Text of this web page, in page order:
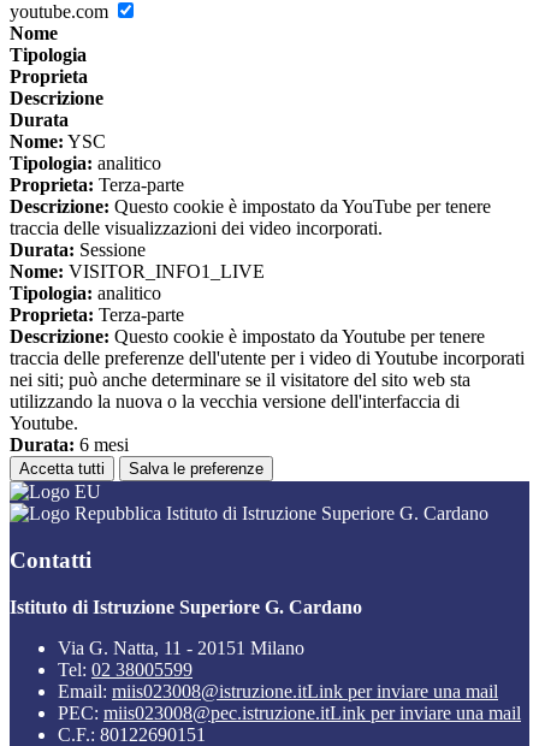
youtube.com
Nome
Tipologia
Proprieta
Descrizione
Durata
Nome: YSC
Tipologia: analitico
Proprieta: Terza-parte
Descrizione: Questo cookie è impostato da YouTube per tenere
traccia delle visualizzazioni dei video incorporati.
Durata: Sessione
Nome: VISITOR_INFO1_LIVE
Tipologia: analitico
Proprieta: Terza-parte
Descrizione: Questo cookie è impostato da Youtube per tenere
traccia delle preferenze dell'utente per i video di Youtube incorporati
nei siti; può anche determinare se il visitatore del sito web sta
utilizzando la nuova o la vecchia versione dell'interfaccia di
Youtube.
Durata: 6 mesi
Accetta tutti Salva le preferenze
Istituto di Istruzione Superiore G. Cardano
Contatti
Istituto di Istruzione Superiore G. Cardano
Via G. Natta, 11 - 20151 Milano
Tel: 02 38005599
Email: miis023008@istruzione.itLink per inviare una mail
PEC: miis023008@pec.istruzione.itLink per inviare una mail
C.F.: 80122690151